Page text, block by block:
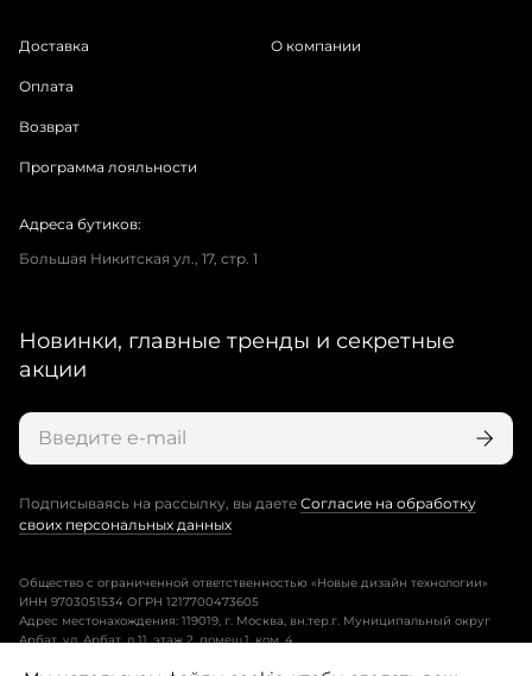
Доставка
Оплата
Возврат
Программа лояльности
О компании
Адреса бутиков:
Большая Никитская ул., 17, стр. 1
Новинки, главные тренды и секретные
акции
Подписываясь на рассылку, вы даете Согласие на обработку
своих персональных данных
Общество с ограниченной ответственностью «Новые дизайн технологии»
ИНН 9703051534 ОГРН 1217700473605
Адрес местонахождения: 119019, г. Москва, вн.тер.г. Муниципальный округ
Арбат, ул. Арбат, д.11, этаж 2, помещ.1, ком. 4.